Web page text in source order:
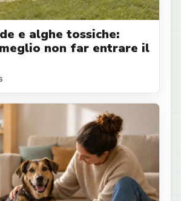
e alghe tossiche:
non far entrare il